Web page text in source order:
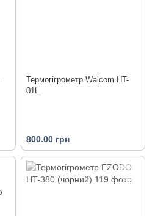
Термогігрометр Walcom HT-
01L
800.00 грн